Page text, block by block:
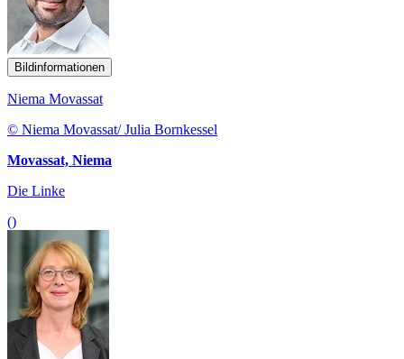
Bildinformationen
Niema Movassat
© Niema Movassat/ Julia Bornkessel
Movassat, Niema
Die Linke
()